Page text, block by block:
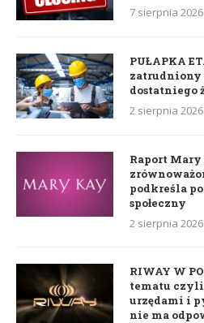
7 sierpnia 2026
PUŁAPKA
zatrudniony
dostatniego
2 sierpnia 2026
Raport
podkreśla
społeczny
2 sierpnia 2026
RIWAY W
tematu
urzędami i
nie ma